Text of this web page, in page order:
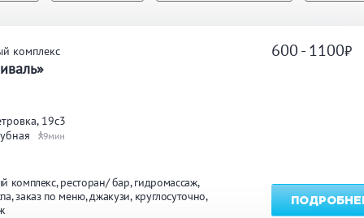
барбекю
водоема
отдыха
Собственная парковка
WI-FI
комплекс
19с3
9
комплекс ресторан/ бар гидромассаж
заказ по меню джакузи круглосуточно
600 - 1100